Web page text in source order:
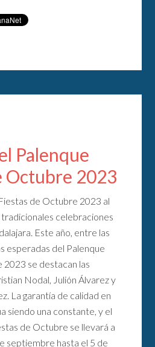
Palenque
Octubre 2023
de Octubre 2023 al
celebraciones
Este año, entre las
esperadas del Palenque
se destacan las
Nodal, Julión Álvarez y
La garantía de calidad en
siendo una constante, y el
de Octubre se llevará a
septiembre hasta el 5 de